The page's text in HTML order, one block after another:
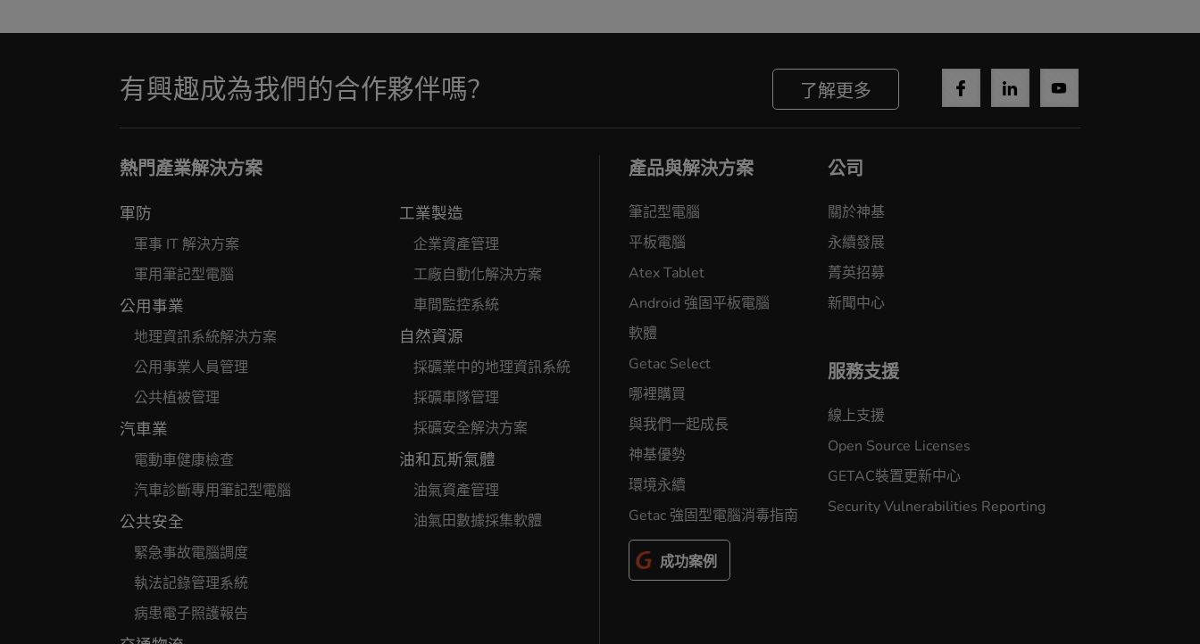
有興趣成為我們的合作夥伴嗎? 了解更多
熱門產業解決方案
軍防
軍事 IT 解決方案
軍用筆記型電腦
公用事業
地理資訊系統解決方案
公用事業人員管理
公共植被管理
汽車業
電動車健康檢查
汽車診斷專用筆記型電腦
公共安全
緊急事故電腦調度
執法記錄管理系統
病患電子照護報告
工業製造
企業資產管理
工廠自動化解決方案
車間監控系統
自然資源
採礦業中的地理資訊系統
採礦車隊管理
採礦安全解決方案
油和瓦斯氣體
油氣資產管理
油氣田數據採集軟體
產品與解決方案
筆記型電腦
平板電腦
Atex Tablet
Android 強固平板電腦
軟體
Getac Select
哪裡購買
與我們一起成長
神基優勢
環境永續
Getac 強固型電腦消毒指南
成功案例
公司
關於神基
永續發展
菁英招募
新聞中心
服務支援
線上支援
Open Source Licenses
GETAC裝置更新中心
Security Vulnerabilities Reporting